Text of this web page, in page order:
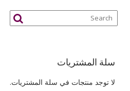
سلة المشتريات
لا توجد منتجات في سلة المشتريات.